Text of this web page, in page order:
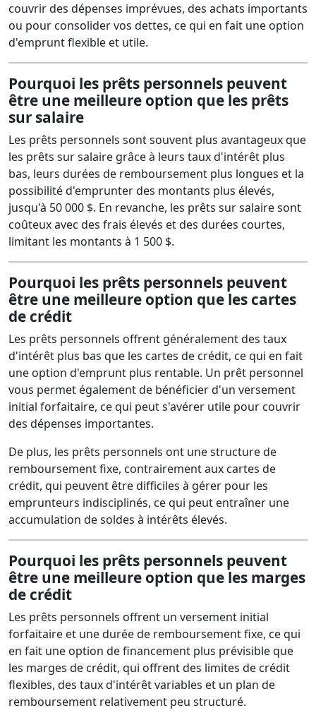
couvrir des dépenses imprévues, des achats importants
ou pour consolider vos dettes, ce qui en fait une option
d'emprunt flexible et utile.
Pourquoi les prêts personnels peuvent
être une meilleure option que les prêts
sur salaire
Les prêts personnels sont souvent plus avantageux que
les prêts sur salaire grâce à leurs taux d'intérêt plus
bas, leurs durées de remboursement plus longues et la
possibilité d'emprunter des montants plus élevés,
jusqu'à 50 000 $. En revanche, les prêts sur salaire sont
coûteux avec des frais élevés et des durées courtes,
limitant les montants à 1 500 $.
Pourquoi les prêts personnels peuvent
être une meilleure option que les cartes
de crédit
Les prêts personnels offrent généralement des taux
d'intérêt plus bas que les cartes de crédit, ce qui en fait
une option d'emprunt plus rentable. Un prêt personnel
vous permet également de bénéficier d'un versement
initial forfaitaire, ce qui peut s'avérer utile pour couvrir
des dépenses importantes.
De plus, les prêts personnels ont une structure de
remboursement fixe, contrairement aux cartes de
crédit, qui peuvent être difficiles à gérer pour les
emprunteurs indisciplinés, ce qui peut entraîner une
accumulation de soldes à intérêts élevés.
Pourquoi les prêts personnels peuvent
être une meilleure option que les marges
de crédit
Les prêts personnels offrent un versement initial
forfaitaire et une durée de remboursement fixe, ce qui
en fait une option de financement plus prévisible que
les marges de crédit, qui offrent des limites de crédit
flexibles, des taux d'intérêt variables et un plan de
remboursement relativement peu structuré.